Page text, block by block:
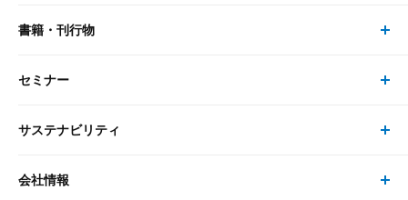
最新のレポート・コラム
研究員・コンサルタント トップ
研究員
書籍・刊行物
書籍・刊行物 トップ
書籍
セミナー
セミナー トップ
現在受付中のセミナー・イベント
サステナビリティ
サステナビリティの取り組み
会社情報